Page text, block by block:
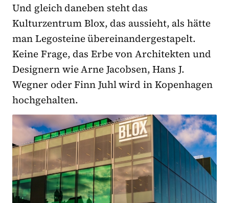
Und gleich daneben steht das
Kulturzentrum Blox, das aussieht, als hätte
man Legosteine übereinandergestapelt.
Keine Frage, das Erbe von Architekten und
Designern wie Arne Jacobsen, Hans J.
Wegner oder Finn Juhl wird in Kopenhagen
hochgehalten.